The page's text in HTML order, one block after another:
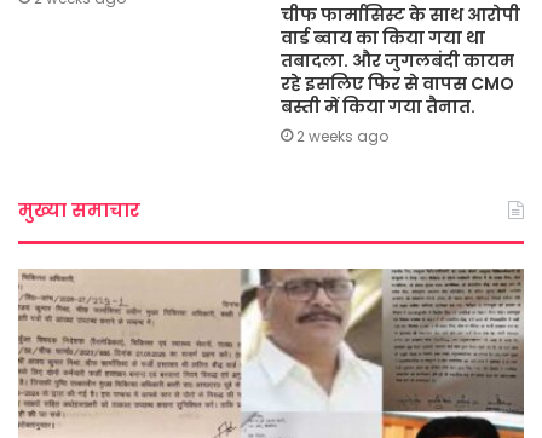
चीफ फार्मासिस्ट के साथ आरोपी
वार्ड ब्वाय का किया गया था
तबादला. और जुगलबंदी कायम
रहे इसलिए फिर से वापस CMO
बस्ती में किया गया तैनात.
2 weeks ago
मुख्या समाचार